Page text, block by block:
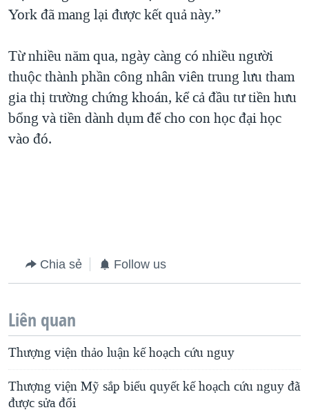
York đã mang lại được kết quả này.”
Từ nhiều năm qua, ngày càng có nhiều người
thuộc thành phần công nhân viên trung lưu tham
gia thị trường chứng khoán, kể cả đầu tư tiền hưu
bổng và tiền dành dụm để cho con học đại học
vào đó.
Chia sẻ Follow us
Liên quan
Thượng viện thảo luận kế hoạch cứu nguy
Thượng viện Mỹ sắp biểu quyết kế hoạch cứu nguy đã
được sửa đổi